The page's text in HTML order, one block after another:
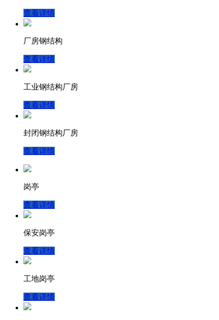
查看详情
厂房钢结构
查看详情
工业钢结构厂房
查看详情
封闭钢结构厂房
查看详情
岗亭
查看详情
保安岗亭
查看详情
工地岗亭
查看详情